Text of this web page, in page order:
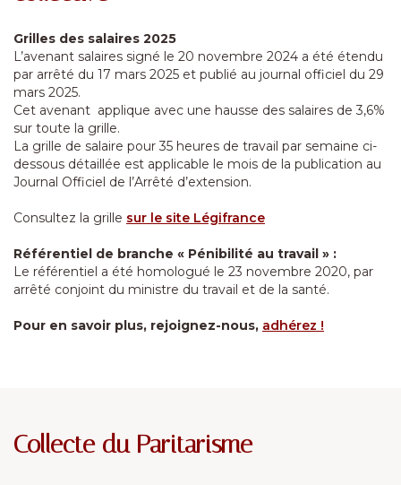
Grilles des salaires 2025
L’avenant salaires signé le 20 novembre 2024 a été étendu
par arrêté du 17 mars 2025 et publié au journal officiel du 29
mars 2025.
Cet avenant applique avec une hausse des salaires de 3,6%
sur toute la grille.
La grille de salaire pour 35 heures de travail par semaine ci-
dessous détaillée est applicable le mois de la publication au
Journal Officiel de l’Arrêté d’extension.
Consultez la grille sur le site Légifrance
Référentiel de branche « Pénibilité au travail » :
Le référentiel a été homologué le 23 novembre 2020, par
arrêté conjoint du ministre du travail et de la santé.
Pour en savoir plus, rejoignez-nous, adhérez !
Collecte du Paritarisme